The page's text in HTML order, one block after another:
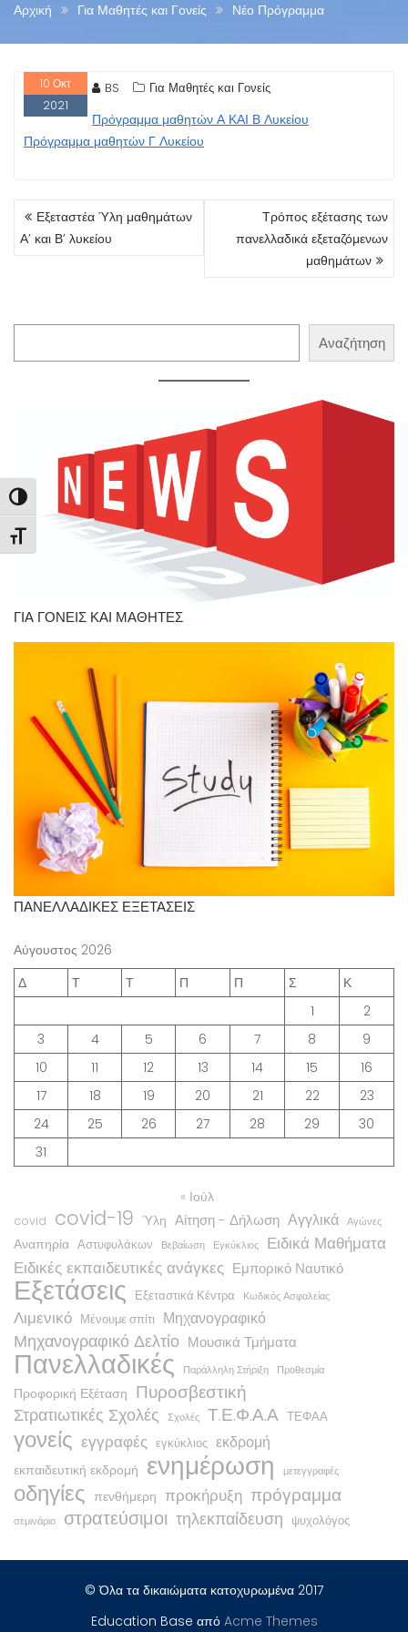
Εναλλαγή Υψηλής Αντίθεσης
Εναλλαγή Μεγέθους Γραμμάτων
Αρχική Για Μαθητές και Γονείς Νέο Πρόγραμμα
10 Οκτ
2021
BS Για Μαθητές και Γονείς
Πρόγραμμα μαθητών Α ΚΑΙ Β Λυκείου
Πρόγραμμα μαθητών Γ Λυκείου
ΠΛΟΉΓΗΣΗ
ΆΡΘΡΩΝ
Εξεταστέα Ύλη μαθημάτων
Α’ και Β’ λυκείου
Τρόπος εξέτασης των
πανελλαδικά εξεταζόμενων
μαθημάτων
Αναζήτηση
ΓΙΑ ΓΟΝΕΙΣ ΚΑΙ ΜΑΘΗΤΕΣ
ΠΑΝΕΛΛΑΔΙΚΕΣ ΕΞΕΤΑΣΕΙΣ
Αύγουστος 2026
Δ
Τ Τ Π Π Σ
Κ
1
2
3
4 5 6 7 8
9
10
11 12 13 14 15
16
17
18 19 20 21 22
23
24
25 26 27 28 29
30
31
« Ιούλ
covid covid-19 Ύλη Αίτηση - Δήλωση Αγγλικά Αγώνες
Αναπηρία Αστυφυλάκων Βεβαίωση Εγκύκλιος Ειδικά Μαθήματα
Ειδικές εκπαιδευτικές ανάγκες Εμπορικό Ναυτικό
Εξετάσεις Εξεταστικά Κέντρα Κωδικός Ασφαλείας
Λιμενικό Μένουμε σπίτι Μηχανογραφικό
Μηχανογραφικό Δελτίο Μουσικά Τμήματα
Πανελλαδικές Παράλληλη Στήριξη Προθεσμία
Προφορική Εξέταση Πυροσβεστική
Στρατιωτικές Σχολές
Σχολές Τ.Ε.Φ.Α.Α ΤΕΦΑΑ
γονείς εγγραφές εγκύκλιος εκδρομή
εκπαιδευτική εκδρομή ενημέρωση μετεγγραφές
οδηγίες πενθήμερη προκήρυξη πρόγραμμα
σεμινάριο στρατεύσιμοι τηλεκπαίδευση ψυχολόγος
© Όλα τα δικαιώματα κατοχυρωμένα 2017
Education Base από Acme Themes